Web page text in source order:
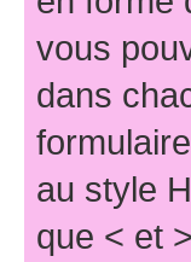
vous
dans
au style
que < et